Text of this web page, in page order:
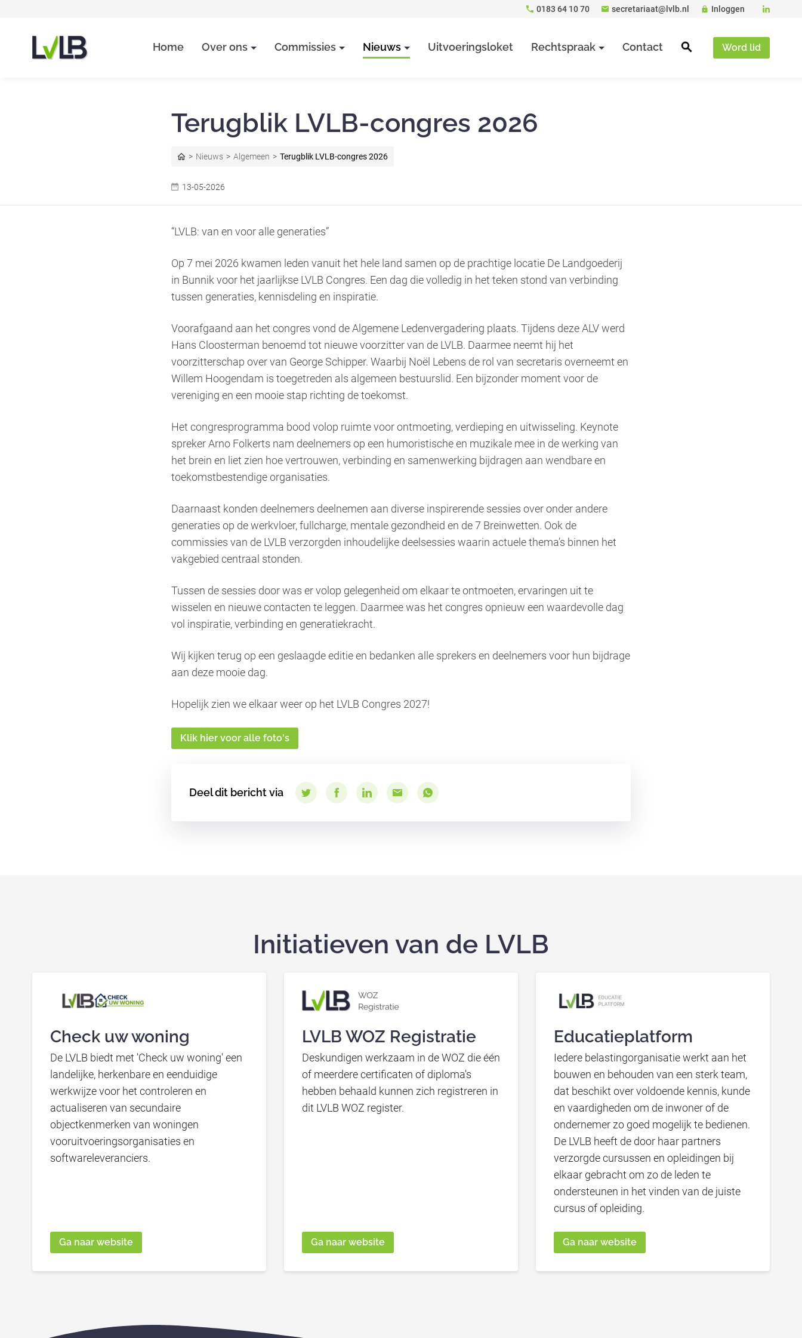
0183 64 10 70 secretariaat@lvlb.nl Inloggen
Home Over ons Commissies Nieuws Uitvoeringsloket Rechtspraak Contact Word lid
Terugblik LVLB-congres 2026
Nieuws Algemeen Terugblik LVLB-congres 2026
13-05-2026
“LVLB: van en voor alle generaties”
Op 7 mei 2026 kwamen leden vanuit het hele land samen op de prachtige locatie De Landgoederij
in Bunnik voor het jaarlijkse LVLB Congres. Een dag die volledig in het teken stond van verbinding
tussen generaties, kennisdeling en inspiratie.
Voorafgaand aan het congres vond de Algemene Ledenvergadering plaats. Tijdens deze ALV werd
Hans Cloosterman benoemd tot nieuwe voorzitter van de LVLB. Daarmee neemt hij het
voorzitterschap over van George Schipper. Waarbij Noël Lebens de rol van secretaris overneemt en
Willem Hoogendam is toegetreden als algemeen bestuurslid. Een bijzonder moment voor de
vereniging en een mooie stap richting de toekomst.
Het congresprogramma bood volop ruimte voor ontmoeting, verdieping en uitwisseling. Keynote
spreker Arno Folkerts nam deelnemers op een humoristische en muzikale mee in de werking van
het brein en liet zien hoe vertrouwen, verbinding en samenwerking bijdragen aan wendbare en
toekomstbestendige organisaties.
Daarnaast konden deelnemers deelnemen aan diverse inspirerende sessies over onder andere
generaties op de werkvloer, fullcharge, mentale gezondheid en de 7 Breinwetten. Ook de
commissies van de LVLB verzorgden inhoudelijke deelsessies waarin actuele thema’s binnen het
vakgebied centraal stonden.
Tussen de sessies door was er volop gelegenheid om elkaar te ontmoeten, ervaringen uit te
wisselen en nieuwe contacten te leggen. Daarmee was het congres opnieuw een waardevolle dag
vol inspiratie, verbinding en generatiekracht.
Wij kijken terug op een geslaagde editie en bedanken alle sprekers en deelnemers voor hun bijdrage
aan deze mooie dag.
Hopelijk zien we elkaar weer op het LVLB Congres 2027!
Klik hier voor alle foto's
Deel dit bericht via
Initiatieven van de LVLB
Check uw woning
De LVLB biedt met 'Check uw woning' een
landelijke, herkenbare en eenduidige
werkwijze voor het controleren en
actualiseren van secundaire
objectkenmerken van woningen
vooruitvoeringsorganisaties en
softwareleveranciers.
Ga naar website
LVLB WOZ Registratie
Deskundigen werkzaam in de WOZ die één
of meerdere certificaten of diploma's
hebben behaald kunnen zich registreren in
dit LVLB WOZ register.
Ga naar website
Educatieplatform
Iedere belastingorganisatie werkt aan het
bouwen en behouden van een sterk team,
dat beschikt over voldoende kennis, kunde
en vaardigheden om de inwoner of de
ondernemer zo goed mogelijk te bedienen.
De LVLB heeft de door haar partners
verzorgde cursussen en opleidingen bij
elkaar gebracht om zo de leden te
ondersteunen in het vinden van de juiste
cursus of opleiding.
Ga naar website